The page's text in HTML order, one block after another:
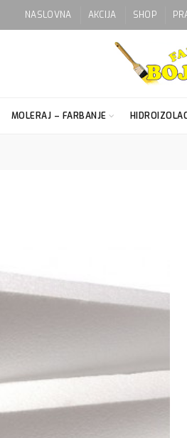
NASLOVNA AKCIJA SHOP
MOLERAJ – FARBANJE